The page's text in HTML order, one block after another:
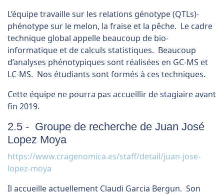
L’équipe travaille sur les relations génotype (QTLs)-
phénotype sur le melon, la fraise et la pêche. Le cadre
technique global appelle beaucoup de bio-
informatique et de calculs statistiques. Beaucoup
d’analyses phénotypiques sont réalisées en GC-MS et
LC-MS. Nos étudiants sont formés à ces techniques.
Cette équipe ne pourra pas accueillir de stagiaire avant
fin 2019.
2.5 - Groupe de recherche de Juan José
Lopez Moya
https://www.cragenomica.es/staff/detail/juan-jose-
lopez-moya
Il accueille actuellement Claudi Garcia Bergun. Son